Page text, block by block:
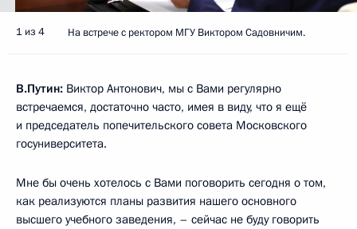
1 из 4 На встрече с ректором МГУ Виктором Садовничим.
В.Путин: Виктор Антонович, мы с Вами регулярно
встречаемся, достаточно часто, имея в виду, что я ещё
и председатель попечительского совета Московского
госуниверситета.
Мне бы очень хотелось с Вами поговорить сегодня о том,
как реализуются планы развития нашего основного
высшего учебного заведения, – сейчас не буду говорить